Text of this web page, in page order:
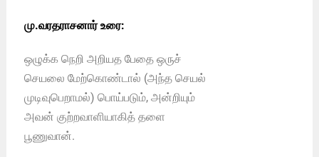
மு.வரதராசனார் உரை:
ஒழுக்க நெறி அறியத பேதை ஒருச்
செயலை மேற்கொண்டால் (அந்த செயல்
முடிவுபெறாமல்) பொய்படும், அன்றியும்
அவன் குற்றவாளியாகித் தளை
பூணுவான்.